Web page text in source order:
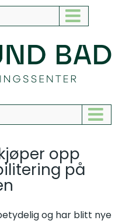
opp
på
og har blitt nye